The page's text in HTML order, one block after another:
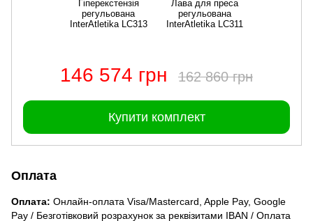
Гіперекстензія
регульована
InterAtletika LC313
Лава для преса
регульована
InterAtletika LC311
146 574 грн 162 860 грн
Купити комплект
Оплата
Оплата: Онлайн-оплата Visa/Mastercard, Apple Pay, Google
Pay / Безготівковий розрахунок за реквізитами IBAN / Оплата